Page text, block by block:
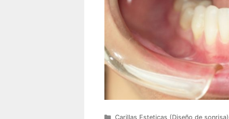
Categorías
Carillas Esteticas (Diseño de sonrisa)